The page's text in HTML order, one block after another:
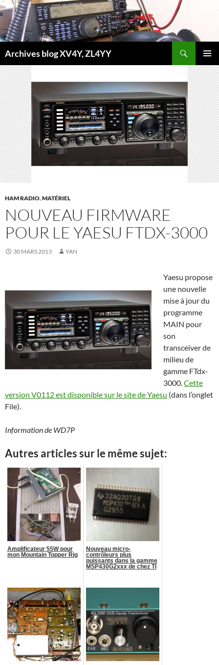
Aller
au
contenu
Archives blog XV4Y, ZL4YY
MENU
HAM RADIO,MATÉRIEL
NOUVEAU FIRMWARE
POUR LE YAESU FTDX-3000
30 MARS 2013 YAN
Yaesu propose
une nouvelle
mise à jour du
programme
MAIN pour
son
transceiver de
milieu de
gamme FTdx-
3000.Cette
version V0112 est disponible sur le site de Yaesu (dans l’onglet
File).
Information de WD7P
Autres articles sur le même sujet:
Amplificateur 55W pour
mon Mountain Topper Rig
Nouveau micro-
contrôleurs plus
puissants dans la gamme
MSP430G2xxx de chez TI